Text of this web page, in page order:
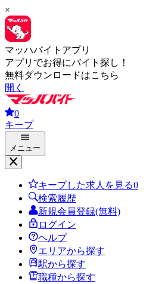
×
マッハバイトアプリ
アプリでお得にバイト探し！
無料ダウンロードはこちら
開く
0
キープ
メニュー
キープした求人を見る0
検索履歴
新規会員登録(無料)
ログイン
ヘルプ
エリアから探す
駅から探す
職種から探す